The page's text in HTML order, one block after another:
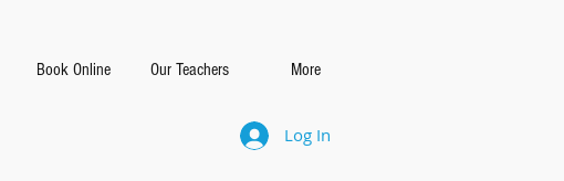
Book Online Our Teachers More
Log In